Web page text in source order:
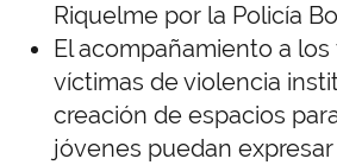
Riquelme por la Policía
El acompañamiento a
víctimas de violencia
creación de espacios
jóvenes puedan expresar